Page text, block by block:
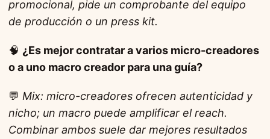
promocional, pide un comprobante del equipo
de producción o un press kit.
🧠 ¿Es mejor contratar a varios micro-creadores
o a uno macro creador para una guía?
💬 Mix: micro-creadores ofrecen autenticidad y
nicho; un macro puede amplificar el reach.
Combinar ambos suele dar mejores resultados